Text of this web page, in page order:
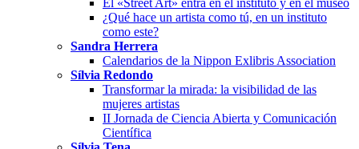
¿Qué hace un artista como tú, en un instituto
como este?
Sandra Herrera
Calendarios de la Nippon Exlibris Association
Sílvia Redondo
Transformar la mirada: la visibilidad de las
mujeres artistas
II Jornada de Ciencia Abierta y Comunicación
Científica